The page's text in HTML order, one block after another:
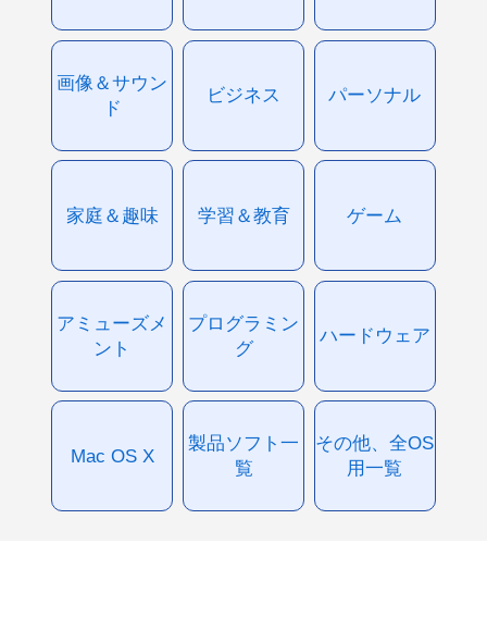
画像＆サウン
ド
ビジネス パーソナル
家庭＆趣味 学習＆教育 ゲーム
アミューズメ
ント
プログラミン
グ
ハードウェア
Mac OS X
製品ソフト一
覧
その他、全OS
用一覧